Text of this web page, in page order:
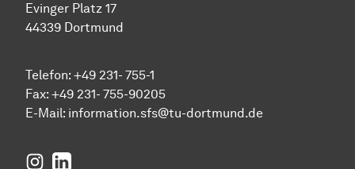
Evinger Platz 17
44339 Dortmund
Telefon: +49 231- 755-1
Fax: +49 231- 755-90205
E-Mail: information.sfs@tu-dortmund.de
Instagram
LinkedIn